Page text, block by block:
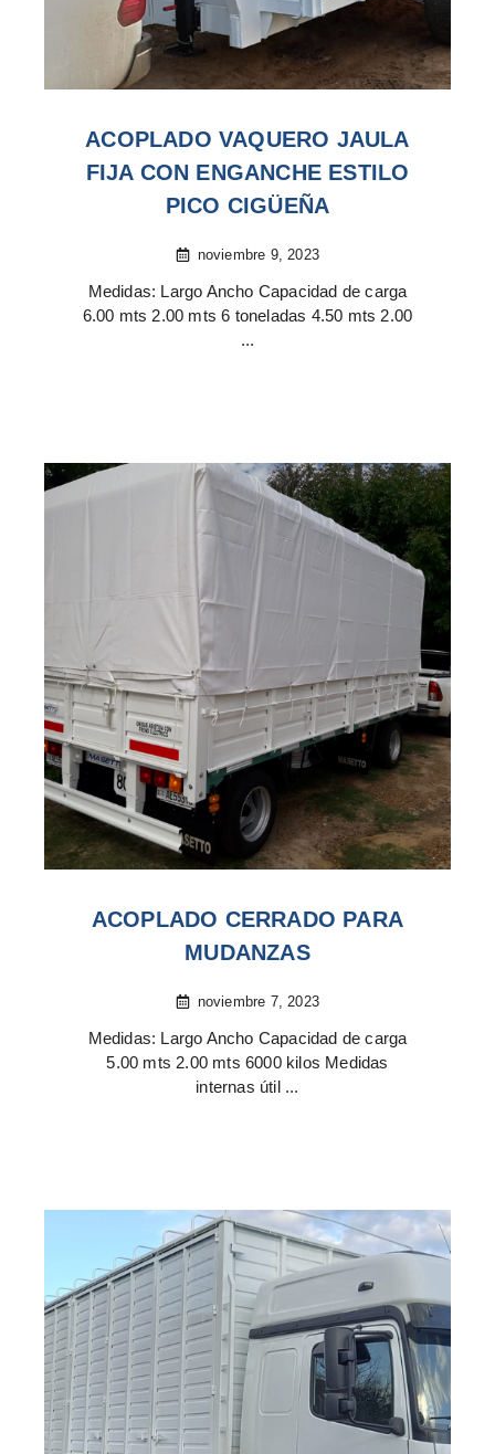
ACOPLADO VAQUERO JAULA
FIJA CON ENGANCHE ESTILO
PICO CIGÜEÑA
noviembre 9, 2023
Medidas: Largo Ancho Capacidad de carga
6.00 mts 2.00 mts 6 toneladas 4.50 mts 2.00
...
ACOPLADO CERRADO PARA
MUDANZAS
noviembre 7, 2023
Medidas: Largo Ancho Capacidad de carga
5.00 mts 2.00 mts 6000 kilos Medidas
internas útil ...